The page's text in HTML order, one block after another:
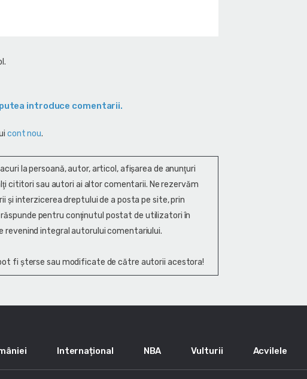
introduce comentarii.
cont nou.
la persoană, autor, articol, afişarea de anunţuri
cititori sau autori ai altor comentarii. Ne rezervăm
și interzicerea dreptului de a posta pe site, prin
răspunde pentru conţinutul postat de utilizatori în
integral autorului comentariului.
fi șterse sau modificate de către autorii acestora!
Internațional NBA Vulturii Acvilele